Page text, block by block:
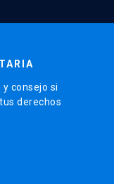
consejo si
derechos